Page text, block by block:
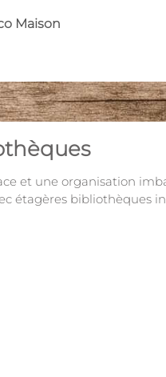
Maison
et une organisation
étagères bibliothèques